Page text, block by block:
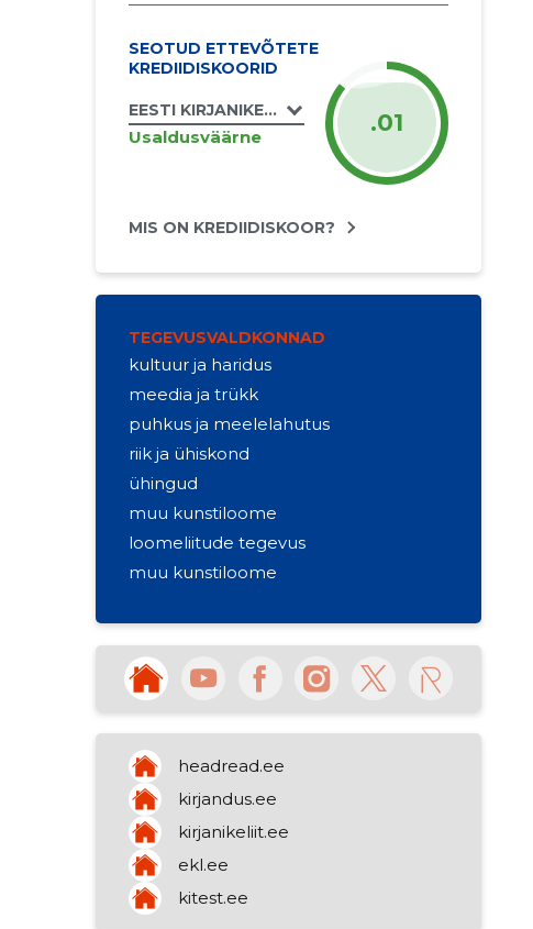
SEOTUD ETTEVÕTETE
KREDIIDISKOORID
EESTI KIRJANIKE LIIT MTÜ
Usaldusväärne .01
MIS ON KREDIIDISKOOR?
TEGEVUSVALDKONNAD
kultuur ja haridus
meedia ja trükk
puhkus ja meelelahutus
riik ja ühiskond
ühingud
muu kunstiloome
loomeliitude tegevus
muu kunstiloome
headread.ee
kirjandus.ee
kirjanikeliit.ee
ekl.ee
kitest.ee